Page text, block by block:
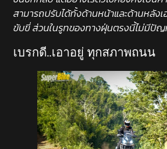
สามารถปรับได้ทั้งด้านหน้าและด้านหลัง
ขับขี่ ส่วนในรูทของทางฝุ่นตรงนี้ไม่มีปัญ
เบรกดี..เอาอยู่ ทุกสภาพถนน